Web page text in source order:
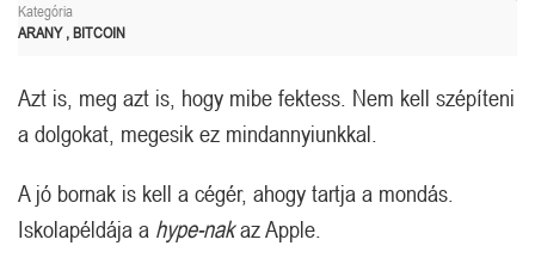
Kategória
ARANY, BITCOIN
Azt is, meg azt is, hogy mibe fektess. Nem kell szépíteni
a dolgokat, megesik ez mindannyiunkkal.
A jó bornak is kell a cégér, ahogy tartja a mondás.
Iskolapéldája a hype-nakaz Apple.